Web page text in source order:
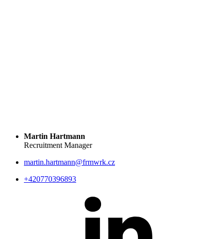
Martin Hartmann
Recruitment Manager
martin.hartmann@frmwrk.cz
+420770396893